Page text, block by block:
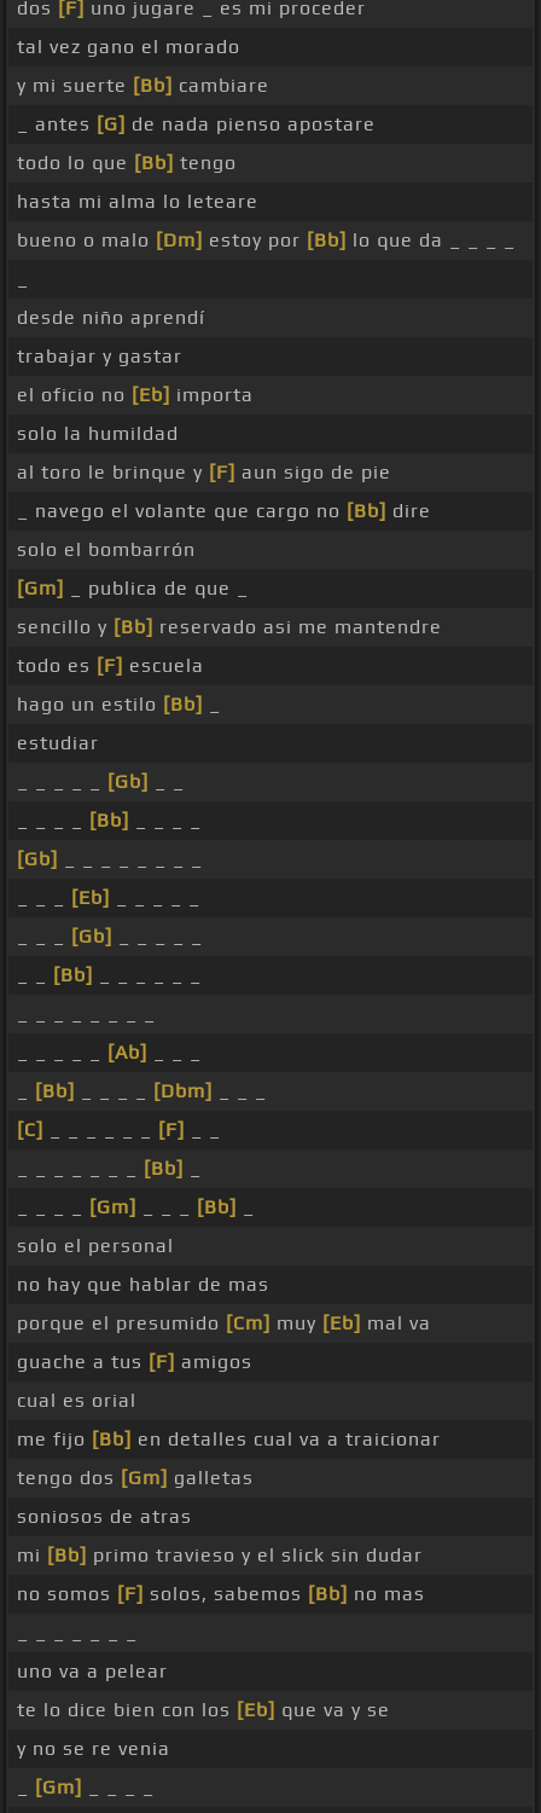
dos [F] uno jugare _ es mi proceder
tal vez gano el morado
y mi suerte [Bb] cambiare
_ antes [G] de nada pienso apostare
todo lo que [Bb] tengo
hasta mi alma lo leteare
bueno o malo [Dm] estoy por [Bb] lo que da _ _ _ _
desde niño aprendí
trabajar y gastar
el oficio no [Eb] importa
solo la humildad
al toro le brinque y [F] aun sigo de pie
_ navego el volante que cargo no [Bb] dire
solo el bombarrón
[Gm]
_ publica de que _
sencillo y [Bb] reservado asi me mantendre
todo es [F] escuela
hago un estilo [Bb]
estudiar
[Gb]
[Bb]
[Gb]
[Eb]
[Gb]
[Bb]
[Ab]
[Bb] [Dbm]
[C]
[F]
[Bb]
[Gm] [Bb]
solo el personal
no hay que hablar de mas
porque el presumido [Cm] muy [Eb] mal va
guache a tus [F] amigos
cual es orial
me fijo [Bb] en detalles cual va a traicionar
tengo dos [Gm] galletas
soniosos de atras
mi [Bb] primo travieso y el slick sin dudar
no somos [F] solos, sabemos [Bb] no mas
uno va a pelear
te lo dice bien con los [Eb] que va y se
y no se re venia
[Gm]